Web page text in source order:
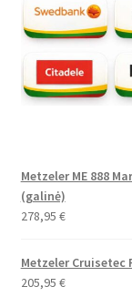
Metzeler ME 888
(galinė)
278,95 €
Metzeler Cruisetec
205,95 €